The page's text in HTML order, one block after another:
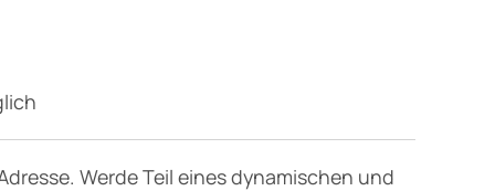
Werde Teil eines dynamischen und